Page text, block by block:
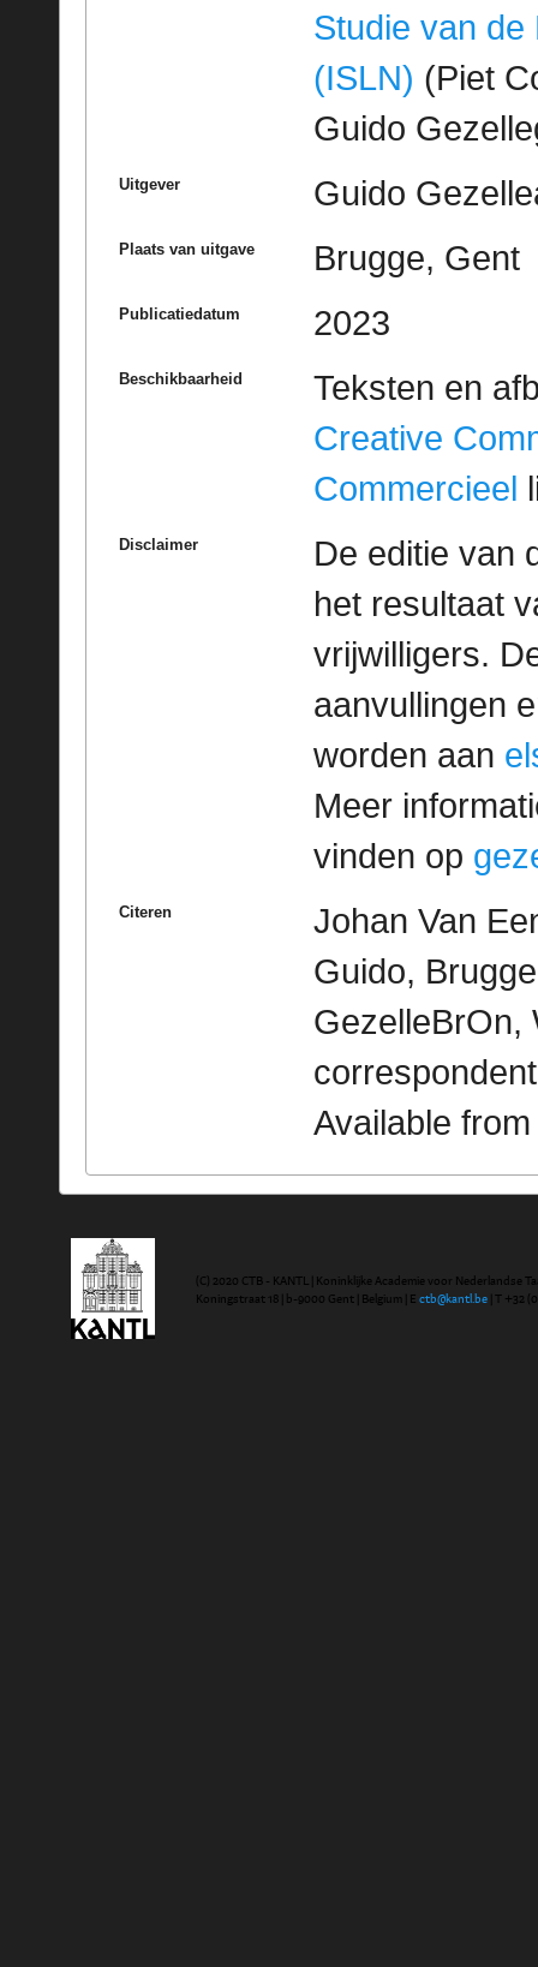
Studie van de
(ISLN) (Piet
Guido
Uitgever Guido
Plaats van uitgave Brugge, Gent
Publicatiedatum 2023
Beschikbaarheid
Teksten en
Creative
Commercieel
Disclaimer
De editie van
het resultaat
vrijwilligers.
aanvullingen
worden aan
Meer
vinden op
Citeren
Johan Van
Guido,
GezelleBrOn,
Available
(C) 2020 CTB - KANTL | Koninklijke Academie voor Nederlandse
Koningstraat 18 | b-9000 Gent | Belgium | E ctb@kantl.be | T +32